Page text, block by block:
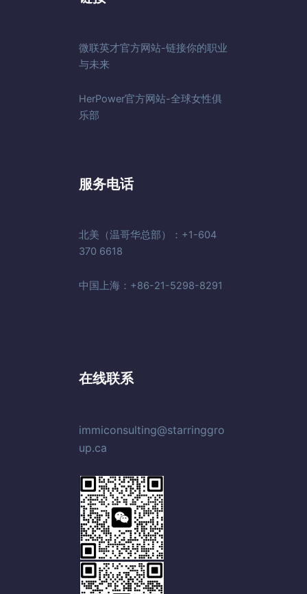
微联英才官方网站-链接你的职业
与未来
HerPower官方网站-全球女性俱
乐部
服务电话
北美（温哥华总部）：+1-604
370 6618
中国上海：+86-21-5298-8291
在线联系
immiconsulting@starringgro
up.ca